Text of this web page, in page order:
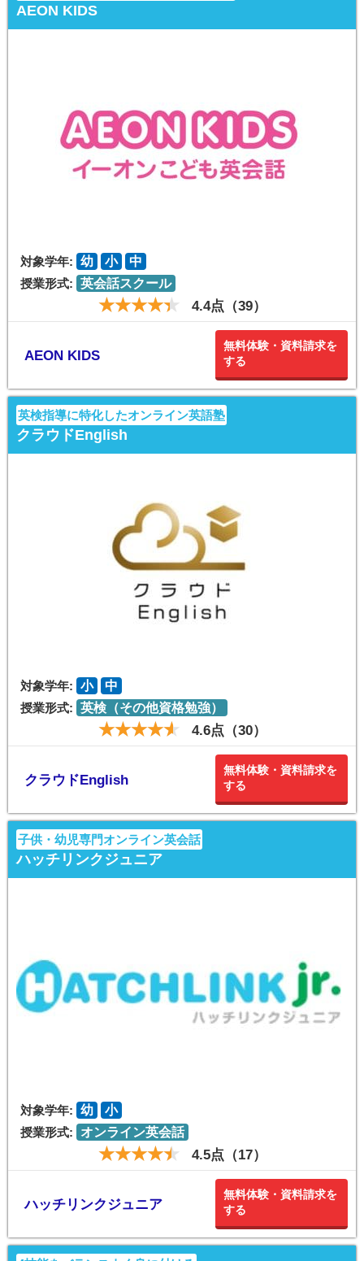
AEON KIDS
対象学年: 幼 小
中
授業形式: 英会話スクール
4.4点（39）
AEON KIDS
無料体験・資料請求を
する
英検指導に特化したオンライン英語塾
クラウドEnglish
対象学年: 小
中
授業形式: 英検（その他資格勉強）
4.6点（30）
クラウドEnglish
無料体験・資料請求を
する
子供・幼児専門オンライン英会話
ハッチリンクジュニア
対象学年: 幼
小
授業形式:
オンライン英会話
4.5点（17）
ハッチリンクジュニア
無料体験・資料請求を
する